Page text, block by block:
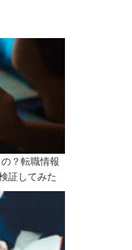
？転職情報
証してみた